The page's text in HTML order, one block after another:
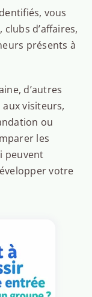
vous
d’affaires,
présents à
d’autres
visiteurs,
ou
les
peuvent
votre